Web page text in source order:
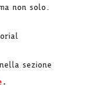
non solo.
sezione
.